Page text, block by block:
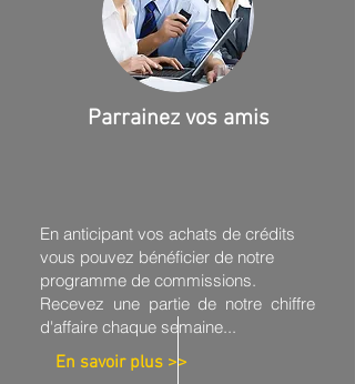
Parrainez vos amis
En anticipant vos achats de crédits
vous pouvez bénéficier de notre
programme de commissions.
Recevez une partie de notre chiffre
d'affaire chaque semaine...
En savoir plus >>